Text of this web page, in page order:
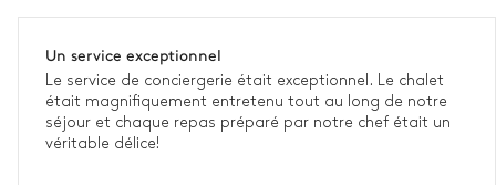
Un service exceptionnel
Le service de conciergerie était exceptionnel. Le chalet
était magnifiquement entretenu tout au long de notre
séjour et chaque repas préparé par notre chef était un
véritable délice!